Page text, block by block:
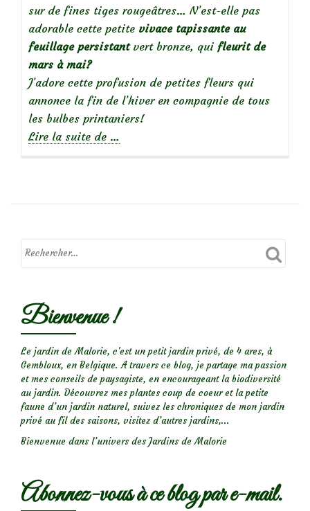
sur de fines tiges rougeâtres… N’est-elle pas
adorable cette petite vivace tapissante au
feuillage persistantvert bronze, qui fleurit de
mars à mai?
J’adore cette profusion de petites fleurs qui
annonce la fin de l’hiver en compagnie de tous
les bulbes printaniers!
Lire la suite de
:
mignonne
azur
…
Bienvenue !
Le jardin de Malorie, c'est un petit jardin privé, de 4 ares, à
Gembloux, en Belgique. A travers ce blog, je partage ma passion
et mes conseils de paysagiste, en encourageant la biodiversité
au jardin. Découvrez mes plantes coup de coeur et la petite
faune d’un jardin naturel, suivez les chroniques de mon jardin
privé au fil des saisons, visitez d’autres jardins,...
Bienvenue dans l’univers des Jardins de Malorie
Abonnez-vous à ce blog par e-mail.